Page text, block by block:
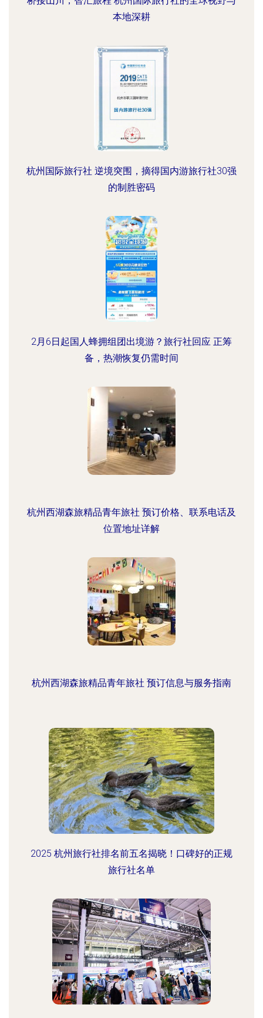
本地深耕
杭州国际旅行社 逆境突围，摘得国内游旅行社30强
的制胜密码
2月6日起国人蜂拥组团出境游？旅行社回应 正筹
备，热潮恢复仍需时间
杭州西湖森旅精品青年旅社 预订价格、联系电话及
位置地址详解
杭州西湖森旅精品青年旅社 预订信息与服务指南
2025 杭州旅行社排名前五名揭晓！口碑好的正规
旅行社名单